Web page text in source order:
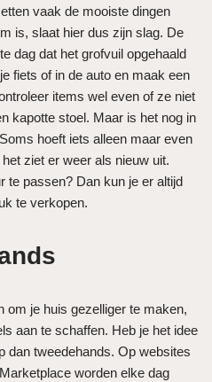
vaak de mooiste dingen
is, slaat hier dus zijn slag. De
dag dat het grofvuil opgehaald
fiets of in de auto en maak een
items wel even of ze niet
kapotte stoel. Maar is het nog in
hoeft iets alleen maar even
ziet er weer als nieuw uit.
te passen? Dan kun je er altijd
te verkopen.
om je huis gezelliger te maken,
aan te schaffen. Heb je het idee
dan tweedehands. Op websites
worden elke dag